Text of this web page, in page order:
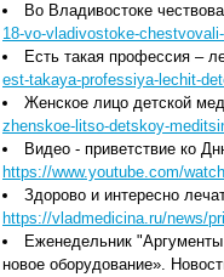
Во Владивостоке
18-vo-vladivostoke-
Есть такая профессия –
est-takaya-professiya-lechit-
Женское лицо детской
zhenskoe-litso-detskoy-
Видео - приветствие ко
https://www.youtube.com/
Здорово и интересно
https://vladmedicina.ru/news/
Еженедельник
новое оборудование».